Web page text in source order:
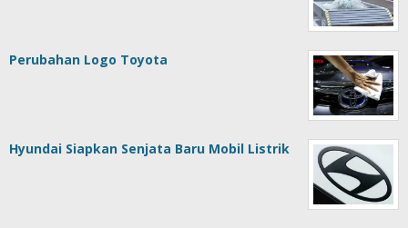
Perubahan Logo Toyota
Hyundai Siapkan Senjata Baru Mobil Listrik